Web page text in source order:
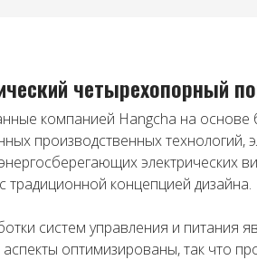
четырехопорный
компанией Hangcha на основе
производственных
электрических
концепцией дизайна.
систем управления и питания
оптимизированы, так что